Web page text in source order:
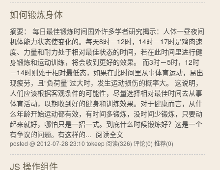
如何锻炼身体
摘要： 每日最佳锻炼时间国外许多学者研究揭示：人体一昼夜间
机体能力状态使变化的。每天8时－12时，14时－17时是鸡肉速
度、力量和耐力处于相对最佳状态的时间，若在此时间里进行健
身锻炼和运动训练，将会收到更好的效果。 而3时－5时，12时
－14时则处于相对最低态，如果在此时间里从事体育运动，易出
现疲劳，且“负荷量”过大时，发生运动损伤的概率大。 这说明，
人们应该根据客观条件的可能性，尽量选择相对最佳时间去从事
体育活动，以期收到好的健身和训练效果。对于健康而言，从什
么年龄开始运动都有效，有时间多锻炼，没时间少锻炼，只要动
起来就好，哪怕只是一招一式。到底什么时候锻炼好？这是一个
有争议的问题。有这样的... 阅读全文
posted @ 2012-07-28 23:10 tokeep 阅读(326) 评论(0) 推荐(0)
JS 操作组件